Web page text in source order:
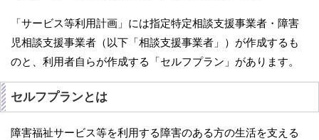
「サービス等利用計画」には指定特定相談支援事業者・障害
児相談支援事業者（以下「相談支援事業者」）が作成するも
のと、利用者自らが作成する「セルフプラン」があります。
セルフプランとは
障害福祉サービス等を利用する障害のある方の生活を支える